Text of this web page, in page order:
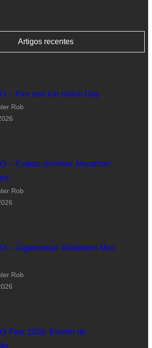
Artigos recentes
– Fire and Ice Hatch Day
Rob
– Evento Summer Marathon:
Rob
– Gigantamax Rillaboom Max
Rob
Fest 2026: Evento de